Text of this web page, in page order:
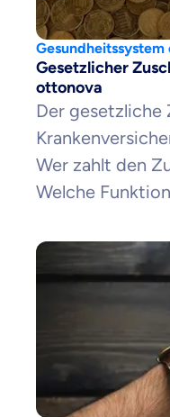
Gesetzlicher
ottonova
Der gesetzliche
Wer zahlt den
Welche